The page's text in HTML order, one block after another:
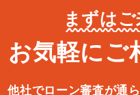
まずは
お気軽にご
他社でローン審査が通